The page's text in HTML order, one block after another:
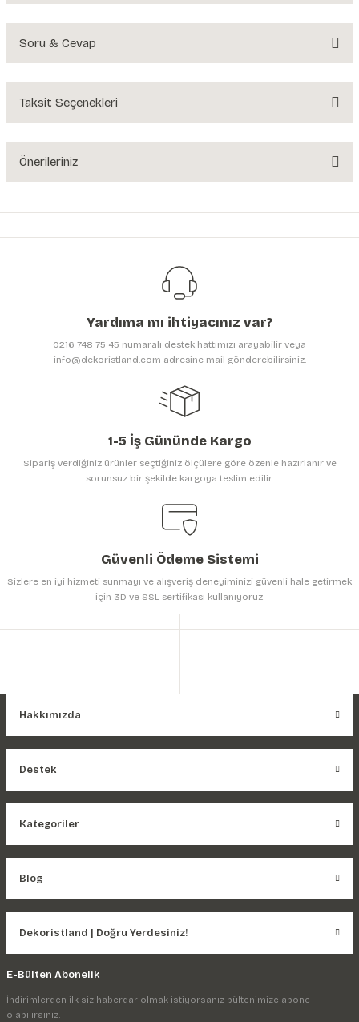
Soru & Cevap
Ürün hakkında henüz soru sorulmamış.
Taksit Seçenekleri
Önerileriniz
yetersiz gördüğünüz noktaları öneri formunu kullanarak tarafımıza
Görüş ve önerileriniz için teşekkür ederiz.
Ürün resmi kalitesiz, bozuk veya görüntülenemiyor.
Ürün bilgilerinde hatalar bulunuyor.
Gönder
Yardıma mı ihtiyacınız var?
0216 748 75 45 numaralı destek hattımızı arayabilir veya
info@dekoristland.com adresine mail gönderebilirsiniz.
1-5 İş Gününde Kargo
Sipariş verdiğiniz ürünler seçtiğiniz ölçülere göre özenle hazırlanır ve
sorunsuz bir şekilde kargoya teslim edilir.
Güvenli Ödeme Sistemi
Sizlere en iyi hizmeti sunmayı ve alışveriş deneyiminizi güvenli hale getirmek
için 3D ve SSL sertifikası kullanıyoruz.
Hakkımızda
Destek
Kategoriler
Blog
Dekoristland | Doğru Yerdesiniz!
E-Bülten Abonelik
İndirimlerden ilk siz haberdar olmak istiyorsanız bültenimize abone
olabilirsiniz.